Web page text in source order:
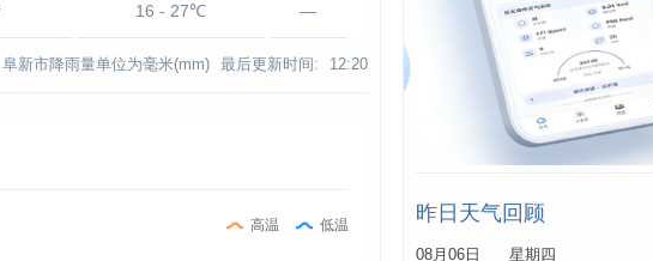
16 - 27℃ —
阜新市降雨量单位为毫米(mm) 最后更新时间: 12:20
高温 低温 昨日天气回顾
08月06日 星期四